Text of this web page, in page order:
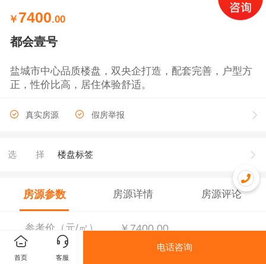
￥ 7400.00
都会壹号
盐城市中心品质楼盘，双央企打造，配套完善，户型方
正，性价比高，居住体验舒适。
真实房源 假房举报
选择 楼盘标签
房源参数 房源详情 房源评论
参考价（元/㎡） ￥7400.00
首页 客服
电话咨询